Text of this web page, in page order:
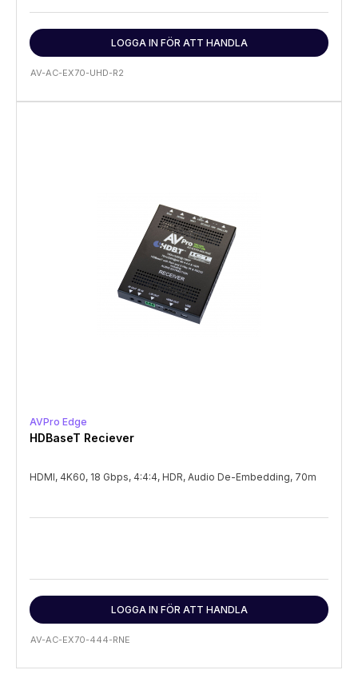
LOGGA IN FÖR ATT HANDLA
AV-AC-EX70-UHD-R2
AVPro Edge
HDBaseT Reciever
HDMI, 4K60, 18 Gbps, 4:4:4, HDR, Audio De-Embedding, 70m
LOGGA IN FÖR ATT HANDLA
AV-AC-EX70-444-RNE